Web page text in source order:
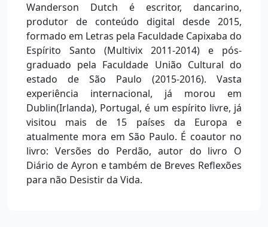
Wanderson Dutch é escritor, dancarino,
produtor de conteúdo digital desde 2015,
formado em Letras pela Faculdade Capixaba do
Espírito Santo (Multivix 2011-2014) e pós-
graduado pela Faculdade União Cultural do
estado de São Paulo (2015-2016). Vasta
experiência internacional, já morou em
Dublin(Irlanda), Portugal, é um espírito livre, já
visitou mais de 15 países da Europa e
atualmente mora em São Paulo. É coautor no
livro: Versões do Perdão, autor do livro O
Diário de Ayron e também de Breves Reflexões
para não Desistir da Vida.